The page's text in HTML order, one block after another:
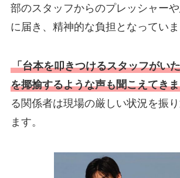
部のスタッフからのプレッシャー
に届き、精神的な負担となっていま
「台本を叩きつけるスタッフがい
を揶揄するような声も聞こえてき
る関係者は現場の厳しい状況を振
ます。